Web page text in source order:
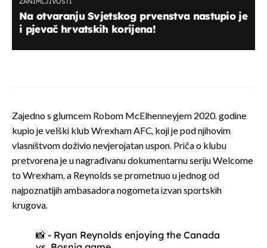
Na otvaranju Svjetskog prvenstva nastupio je
i pjevač hrvatskih korijena!
Zajedno s glumcem Robom McElhenneyjem 2020. godine
kupio je velški klub Wrexham AFC, koji je pod njihovim
vlasništvom doživio nevjerojatan uspon. Priča o klubu
pretvorena je u nagrađivanu dokumentarnu seriju Welcome
to Wrexham, a Reynolds se prometnuo u jednog od
najpoznatijih ambasadora nogometa izvan sportskih
krugova.
📸 - Ryan Reynolds enjoying the Canada